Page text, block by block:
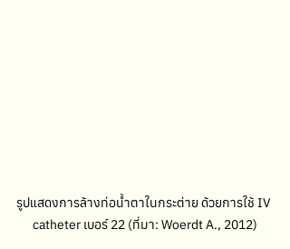
รูปแสดงการล้างท่อน้ำตาในกระต่าย ด้วยการใช้ IV
catheter เบอร์ 22 (ที่มา: Woerdt A., 2012)